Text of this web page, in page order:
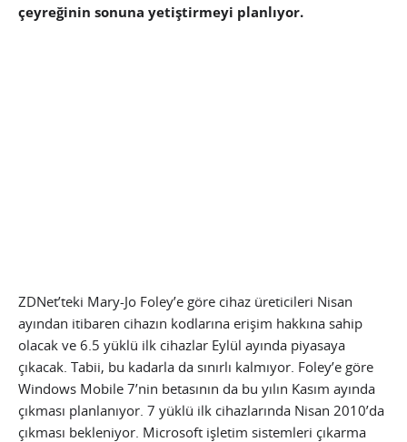
çeyreğinin sonuna yetiştirmeyi planlıyor.
ZDNet’teki Mary-Jo Foley’e göre cihaz üreticileri Nisan
ayından itibaren cihazın kodlarına erişim hakkına sahip
olacak ve 6.5 yüklü ilk cihazlar Eylül ayında piyasaya
çıkacak. Tabii, bu kadarla da sınırlı kalmıyor. Foley’e göre
Windows Mobile 7’nin betasının da bu yılın Kasım ayında
çıkması planlanıyor. 7 yüklü ilk cihazlarında Nisan 2010’da
çıkması bekleniyor. Microsoft işletim sistemleri çıkarma